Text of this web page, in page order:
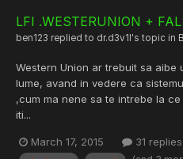
LFI .WESTERUNION +
ben123 replied to dr.d3v1l 's topic in
Western Union ar trebuit sa aibe
lume, avand in vedere ca
,cum ma nene sa te intrebe la
iti...
March 17, 2015 31 replies